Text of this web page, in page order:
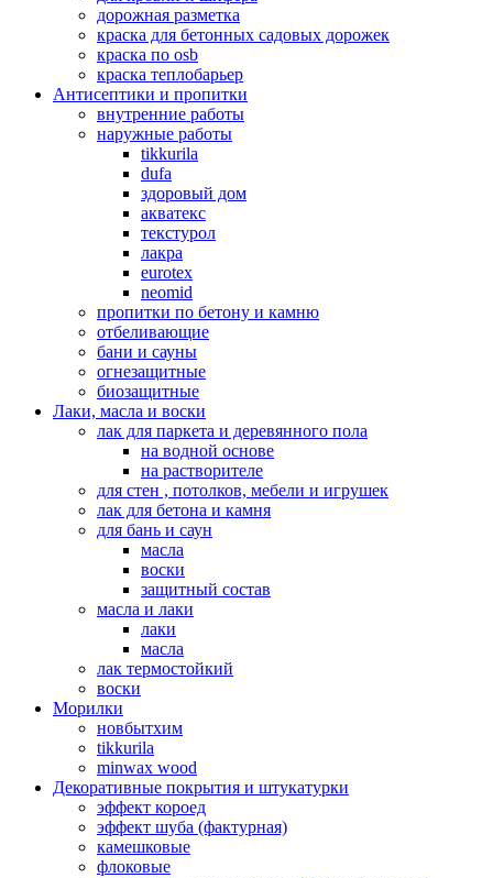
дорожная разметка
краска для бетонных садовых дорожек
краска по osb
краска теплобарьер
Антисептики и пропитки
внутренние работы
наружные работы
tikkurila
dufa
здоровый дом
акватекс
текстурол
лакра
eurotex
neomid
пропитки по бетону и камню
отбеливающие
бани и сауны
огнезащитные
биозащитные
Лаки, масла и воски
лак для паркета и деревянного пола
на водной основе
на растворителе
для стен , потолков, мебели и игрушек
лак для бетона и камня
для бань и саун
масла
воски
защитный состав
масла и лаки
лаки
масла
лак термостойкий
воски
Морилки
новбытхим
tikkurila
minwax wood
Декоративные покрытия и штукатурки
эффект короед
эффект шуба (фактурная)
камешковые
флоковые